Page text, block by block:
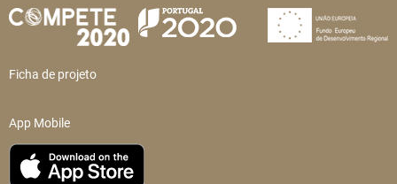
Ficha de projeto
App Mobile